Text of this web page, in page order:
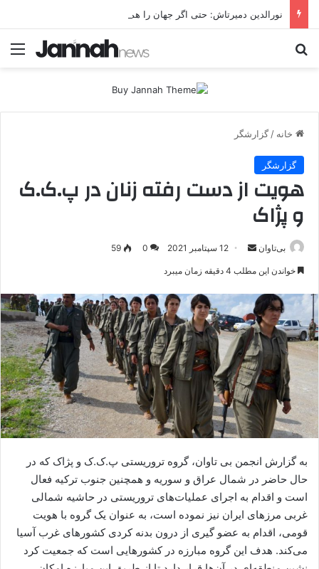
خانه / گزارشگر
گزارشگر
هویت از دست رفته زنان در پ.ک.ک
و پژاک
بی‌تاوان
ر
ل
ا
ی
م
ی
ل
12 سپتامبر 2021 0
59
خواندن این مطلب 4 دقیقه زمان میبرد
به گزارش انجمن بی تاوان، گروه تروریستی پ.ک.ک و پژاک که در
حال حاضر در شمال عراق و سوریه و همچنین جنوب ترکیه فعال
است و اقدام به اجرای عملیات‌های تروریستی در حاشیه شمالی
غربی مرزهای ایران نیز نموده است، به عنوان یک گروه با هویت
قومی، اقدام به عضو گیری از درون بدنه کردی کشورهای غرب آسیا
می‌کند. هدف این گروه مبارزه در کشورهایی است که جمعیت کرد